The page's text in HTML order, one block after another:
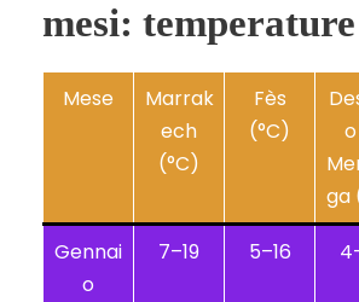
mesi:
Mese
Marrak
ech
(°C)
Fès
(°C)
ga
Gennai
o
7–19 5–16